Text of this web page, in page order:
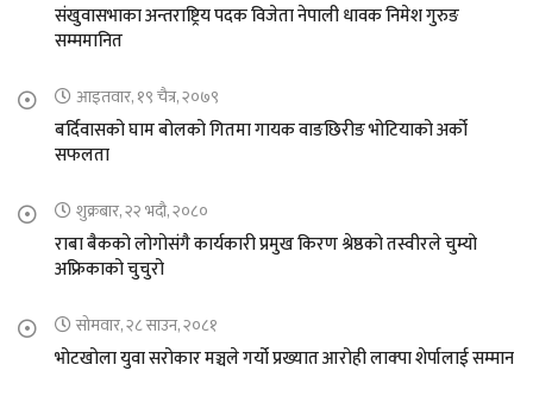
संखुवासभाका अन्तराष्ट्रिय पदक विजेता नेपाली धावक निमेश गुरुङ
सम्ममानित
आइतवार, १९ चैत्र, २०७९
बर्दिवासको घाम बोलको गितमा गायक वाङछिरीङ भोटियाको अर्को
सफलता
शुक्रबार, २२ भदौ, २०८०
राबा बैकको लोगोसंगै कार्यकारी प्रमुख किरण श्रेष्ठको तस्वीरले चुम्यो
अफ्रिकाको चुचुरो
सोमवार, २८ साउन, २०८१
भोटखोला युवा सरोकार मञ्चले गर्यो प्रख्यात आरोही लाक्पा शेर्पालाई सम्मान